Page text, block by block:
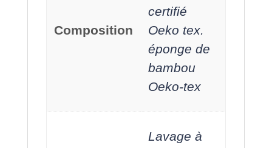
Composition
certifié
Oeko tex.
éponge de
bambou
Oeko-tex
Lavage à